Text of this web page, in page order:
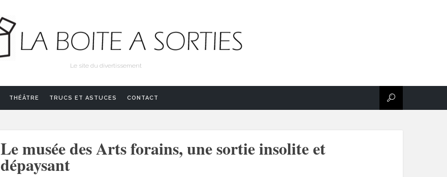
Le site du divertissement
THÉÂTRE TRUCS ET ASTUCES CONTACT
Le musée des Arts forains, une sortie insolite et
dépaysant